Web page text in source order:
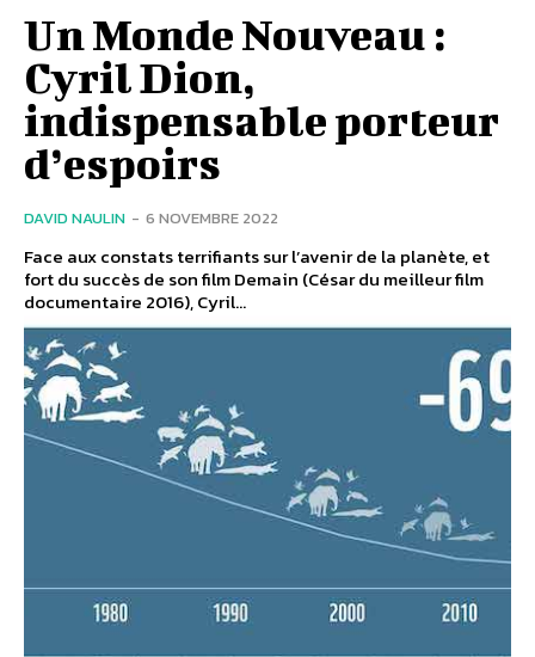
Un Monde Nouveau :
Cyril Dion,
indispensable porteur
d’espoirs
DAVID NAULIN - 6 NOVEMBRE 2022
Face aux constats terrifiants sur l’avenir de la planète, et
fort du succès de son film Demain (César du meilleur film
documentaire 2016), Cyril...